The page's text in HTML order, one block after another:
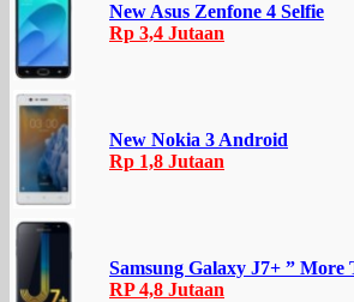
New Asus Zenfone 4 Selfie
Rp 3,4 Jutaan
New Nokia 3 Android
Rp 1,8 Jutaan
Samsung Galaxy J7+ ” More
RP 4,8 Jutaan